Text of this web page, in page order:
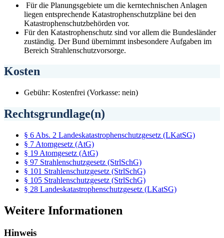
Für die Planungsgebiete um die kerntechnischen Anlagen
liegen entsprechende Katastrophenschutzpläne bei den
Katastrophenschutzbehörden vor.
Für den Katastrophenschutz sind vor allem die Bundesländer
zuständig. Der Bund übernimmt insbesondere Aufgaben im
Bereich Strahlenschutzvorsorge.
Kosten
Gebühr: Kostenfrei (Vorkasse: nein)
Rechtsgrundlage(n)
§ 6 Abs. 2 Landeskatastrophenschutzgesetz (LKatSG)
§ 7 Atomgesetz (AtG)
§ 19 Atomgesetz (AtG)
§ 97 Strahlenschutzgesetz (StrlSchG)
§ 101 Strahlenschutzgesetz (StrlSchG)
§ 105 Strahlenschutzgesetz (StrlSchG)
§ 28 Landeskatastrophenschutzgesetz (LKatSG)
Weitere Informationen
Hinweis